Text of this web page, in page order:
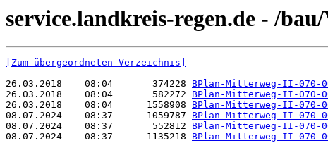
service.landkreis-regen.de - /
[Zum übergeordneten Verzeichnis]
26.03.2018    08:04       374228 BPlan-Mitterweg-II-070-
26.03.2018    08:04       582272 BPlan-Mitterweg-II-070-
26.03.2018    08:04      1558908 BPlan-Mitterweg-II-070-
08.07.2024    08:37      1059787 BPlan-Mitterweg-II-070-
08.07.2024    08:37       552812 BPlan-Mitterweg-II-070-
08.07.2024    08:37      1135218 BPlan-Mitterweg-II-070-